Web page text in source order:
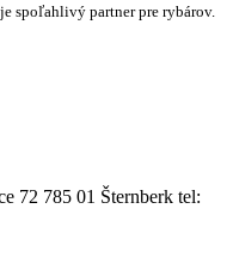
spoľahlivý partner pre rybárov.
72 785 01 Šternberk tel: